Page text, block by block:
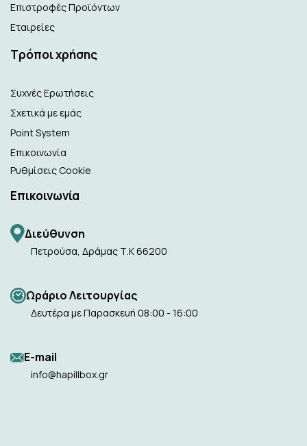
Επιστροφές Προϊόντων
Εταιρείες
Τρόποι χρήσης
Συχνές Ερωτήσεις
Σχετικά με εμάς
Point System
Επικοινωνία
Ρυθμίσεις Cookie
Επικοινωνία
Διεύθυνση
Πετρούσα, Δράμας Τ.Κ 66200
Ωράριο Λειτουργίας
Δευτέρα με Παρασκευή 08:00 - 16:00
Ε-mail
info@hapillbox.gr